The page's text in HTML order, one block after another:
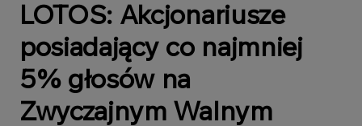
LOTOS: Akcjonariusze
posiadający co najmniej
5% głosów na
Zwyczajnym Walnym